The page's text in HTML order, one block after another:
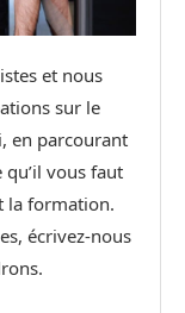
et nous
sur le
en parcourant
vous faut
la formation.
écrivez-nous